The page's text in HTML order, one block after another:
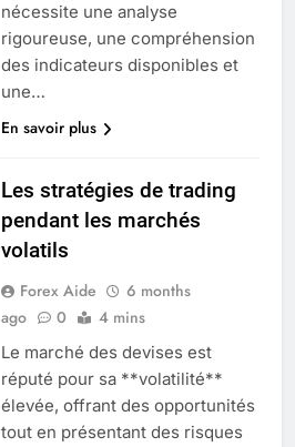
nécessite une analyse
rigoureuse, une compréhension
des indicateurs disponibles et
une…
En savoir plus
Les stratégies de trading
pendant les marchés
volatils
Forex Aide
6 months
ago
0 4 mins
Le marché des devises est
réputé pour sa **volatilité**
élevée, offrant des opportunités
tout en présentant des risques